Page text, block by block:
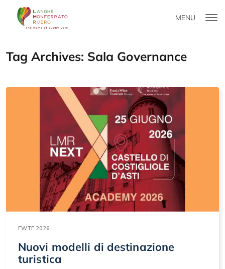
MENU
Tag Archives: Sala Governance
FWTF 2026
Nuovi modelli di destinazione
turistica